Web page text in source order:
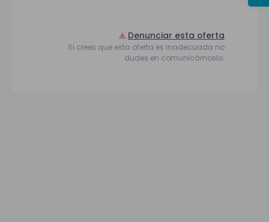
Denunciar esta oferta
Si crees que esta oferta es inadecuada no
dudes en comunicárnoslo.